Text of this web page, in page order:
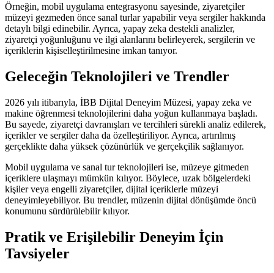
Örneğin, mobil uygulama entegrasyonu sayesinde, ziyaretçiler
müzeyi gezmeden önce sanal turlar yapabilir veya sergiler hakkında
detaylı bilgi edinebilir. Ayrıca, yapay zeka destekli analizler,
ziyaretçi yoğunluğunu ve ilgi alanlarını belirleyerek, sergilerin ve
içeriklerin kişiselleştirilmesine imkan tanıyor.
Geleceğin Teknolojileri ve Trendler
2026 yılı itibarıyla, İBB Dijital Deneyim Müzesi, yapay zeka ve
makine öğrenmesi teknolojilerini daha yoğun kullanmaya başladı.
Bu sayede, ziyaretçi davranışları ve tercihleri sürekli analiz edilerek,
içerikler ve sergiler daha da özelleştiriliyor. Ayrıca, artırılmış
gerçeklikte daha yüksek çözünürlük ve gerçekçilik sağlanıyor.
Mobil uygulama ve sanal tur teknolojileri ise, müzeye gitmeden
içeriklere ulaşmayı mümkün kılıyor. Böylece, uzak bölgelerdeki
kişiler veya engelli ziyaretçiler, dijital içeriklerle müzeyi
deneyimleyebiliyor. Bu trendler, müzenin dijital dönüşümde öncü
konumunu sürdürülebilir kılıyor.
Pratik ve Erişilebilir Deneyim İçin
Tavsiyeler